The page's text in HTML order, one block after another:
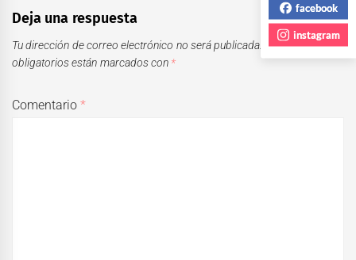
Deja una respuesta
Tu dirección de correo electrónico no será publicada.
Los campos
obligatorios están marcados con *
Comentario*
facebook
instagram